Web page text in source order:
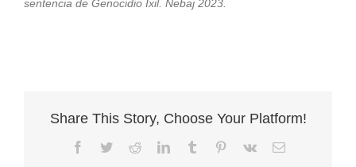
sentencia de Genocidio Ixil. Nebaj 2023.
Share This Story, Choose Your Platform!
Facebook
TwitterRedditLinkedInTumblr Pinterest
Vk Email